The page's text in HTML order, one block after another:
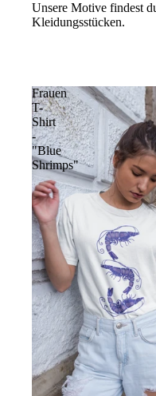
Unsere Motive findest
Kleidungsstücken.
Frauen
T-
Shirt
-
"Blue
Shrimps"